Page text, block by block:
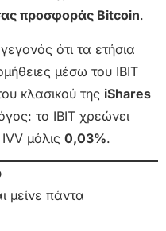
προσφοράς Bitcoin.
ότι τα ετήσια
μέσω του IBIT
κλασικού της iShares
το IBIT χρεώνει
μόλις 0,03%.
μείνε πάντα